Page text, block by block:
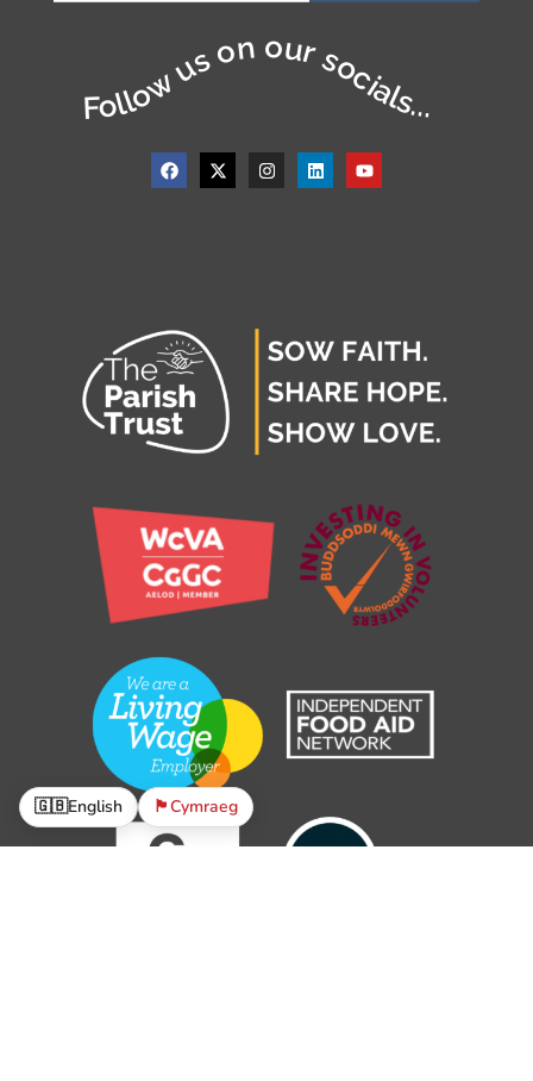
Follow us on our socials...
🇬🇧English 🏴󠁧󠁢󠁷󠁬󠁳󠁿Cymraeg